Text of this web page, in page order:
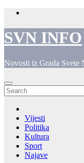
Skip
content
SVN INFO
Novosti iz Grada Svete
Vijesti
Politika
Kultura
Sport
Najave